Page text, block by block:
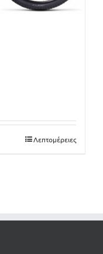
Λεπτομέρειες